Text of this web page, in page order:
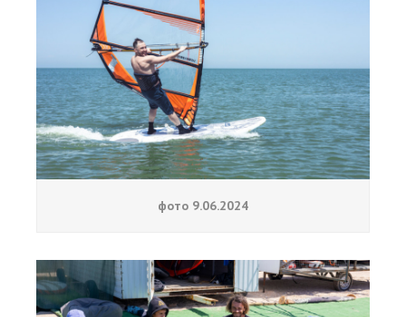
фото 9.06.2024